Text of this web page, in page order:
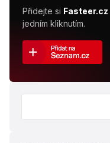
Přidejte si Fasteer.cz
jedním kliknutím.